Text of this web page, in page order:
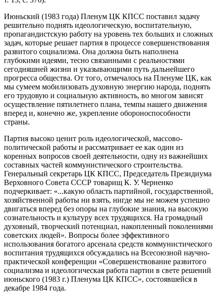
Июньский (1983 года) Пленум ЦК КПСС поставил задачу
решительно поднять идеологическую, воспитательную,
пропагандистскую работу на уровень тех больших и сложных
задач, которые решает партия в процессе совершенствования
развитого социализма. Она должна быть наполнена
глубокими идеями, тесно связанными с реальностями
сегодняшней жизни и указывающими путь дальнейшего
прогресса общества. От того, отмечалось на Пленуме ЦК, как
мы сумеем мобилизовать духовную энергию народа, поднять
его трудовую и социальную активность, во многом зависят
осуществление пятилетнего плана, темпы нашего движения
вперед и, конечно же, укрепление обороноспособности
страны.
Партия высоко ценит роль идеологической, массово-
политической работы и рассматривает ее как один из
коренных вопросов своей деятельности, одну из важнейших
составных частей коммунистического строительства.
Генеральный секретарь ЦК КПСС, Председатель Президиума
Верховного Совета СССР товарищ К. У. Черненко
подчеркивает: «...какую область партийной, государственной,
хозяйственной работы ни взять, нигде мы не можем успешно
двигаться вперед без опоры на глубокие знания, на высокую
сознательность и культуру всех трудящихся. На громадный
духовный, творческий потенциал, накопленный поколениями
советских людей». Вопросы более эффективного
использования богатого арсенала средств коммунистического
воспитания трудящихся обсуждались на Всесоюзной научно-
практической конференции «Совершенствование развитого
социализма и идеологическая работа партии в свете решений
июньского (1983 г.) Пленума ЦК КПСС», состоявшейся в
декабре 1984 года.